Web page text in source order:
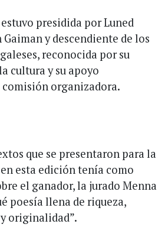
presidida por Luned
y descendiente de los
reconocida por su
cultura y su apoyo
organizadora.
que se presentaron para la
esta edición tenía como
el ganador, la jurado Menna
poesía llena de riqueza,
originalidad”.